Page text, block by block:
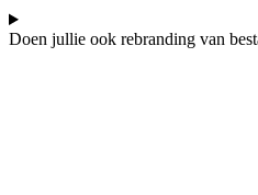
Doen jullie ook rebranding van